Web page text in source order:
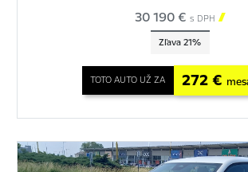
30 190 € s DPH 
Zľava 21%
TOTO AUTO UŽ ZA 272 €